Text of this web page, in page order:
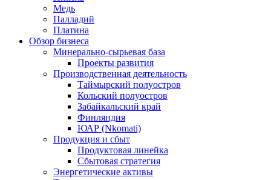
Медь
Палладий
Платина
Обзор бизнеса
Минерально-сырьевая база
Проекты развития
Производственная деятельность
Таймырский полуостров
Кольский полуостров
Забайкальский край
Финляндия
ЮАР (Nkomati)
Продукция и сбыт
Продуктовая линейка
Сбытовая стратегия
Энергетические активы